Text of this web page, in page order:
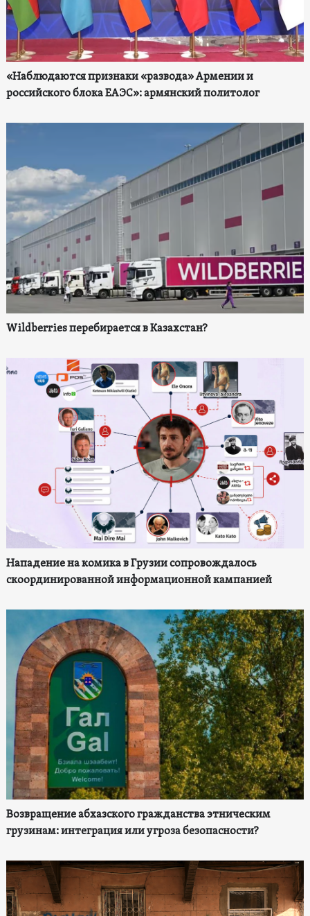
«Наблюдаются признаки «развода» Армении и
российского блока ЕАЭС»: армянский политолог
Wildberries перебирается в Казахстан?
Нападение на комика в Грузии сопровождалось
скоординированной информационной кампанией
Возвращение абхазского гражданства этническим
грузинам: интеграция или угроза безопасности?